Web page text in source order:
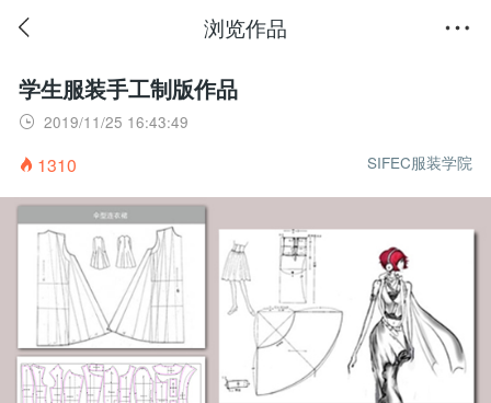
浏览作品
学生服装手工制版作品
 2019/11/25 16:43:49
SIFEC服装学院
1310